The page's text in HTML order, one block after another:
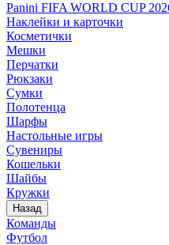
Panini FIFA WORLD CUP
Наклейки и карточки
Косметички
Мешки
Перчатки
Рюкзаки
Сумки
Полотенца
Шарфы
Настольные игры
Сувениры
Кошельки
Шайбы
Кружки
Назад
Команды
Футбол